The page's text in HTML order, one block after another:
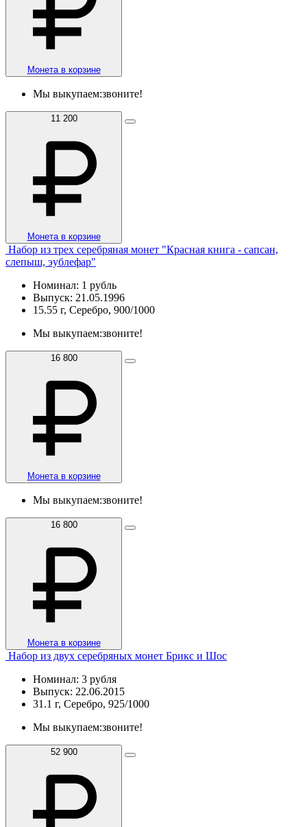
Монета в корзине
Мы выкупаем:звоните!
11 200
Монета в корзине
Набор из трех серебряная монет "Красная книга - сапсан,
слепыш, эублефар"
Номинал: 1 рубль
Выпуск: 21.05.1996
15.55 г, Серебро, 900/1000
Мы выкупаем:звоните!
16 800
Монета в корзине
Мы выкупаем:звоните!
16 800
Монета в корзине
Набор из двух серебряных монет Брикс и Шос
Номинал: 3 рубля
Выпуск: 22.06.2015
31.1 г, Серебро, 925/1000
Мы выкупаем:звоните!
52 900